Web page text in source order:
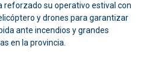
reforzado su operativo estival con
y drones para garantizar
ante incendios y grandes
en la provincia.